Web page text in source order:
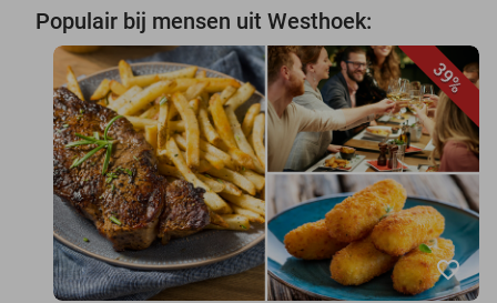
Populair bij mensen uit Westhoek:
39%
favorite_border